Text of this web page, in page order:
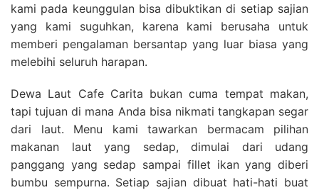
kami pada keunggulan bisa dibuktikan di setiap sajian
yang kami suguhkan, karena kami berusaha untuk
memberi pengalaman bersantap yang luar biasa yang
melebihi seluruh harapan.
Dewa Laut Cafe Carita bukan cuma tempat makan,
tapi tujuan di mana Anda bisa nikmati tangkapan segar
dari laut. Menu kami tawarkan bermacam pilihan
makanan laut yang sedap, dimulai dari udang
panggang yang sedap sampai fillet ikan yang diberi
bumbu sempurna. Setiap sajian dibuat hati-hati buat